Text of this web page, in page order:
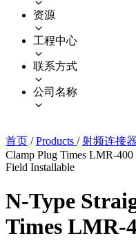
资源
工程中心
联系方式
公司名称
首页 / Products / 射频连接器
Clamp Plug Times LMR-
Field Installable
N-Type
Times LMR-